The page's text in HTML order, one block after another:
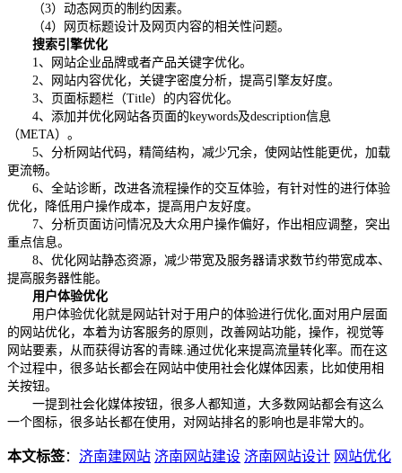
（3）动态网页的制约因素。
（4）网页标题设计及网页内容的相关性问题。
搜索引擎优化
1、网站企业品牌或者产品关键字优化。
2、网站内容优化，关键字密度分析，提高引擎友好度。
3、页面标题栏（Title）的内容优化。
4、添加并优化网站各页面的keywords及description信息
（META）。
5、分析网站代码，精简结构，减少冗余，使网站性能更优，加载
更流畅。
6、全站诊断，改进各流程操作的交互体验，有针对性的进行体验
优化，降低用户操作成本，提高用户友好度。
7、分析页面访问情况及大众用户操作偏好，作出相应调整，突出
重点信息。
8、优化网站静态资源，减少带宽及服务器请求数节约带宽成本、
提高服务器性能。
用户体验优化
用户体验优化就是网站针对于用户的体验进行优化,面对用户层面
的网站优化，本着为访客服务的原则，改善网站功能，操作，视觉等
网站要素，从而获得访客的青睐.通过优化来提高流量转化率。而在这
个过程中，很多站长都会在网站中使用社会化媒体因素，比如使用相
关按钮。
一提到社会化媒体按钮，很多人都知道，大多数网站都会有这么
一个图标，很多站长都在使用，对网站排名的影响也是非常大的。
本文标签： 济南建网站 济南网站建设 济南网站设计 网站优化